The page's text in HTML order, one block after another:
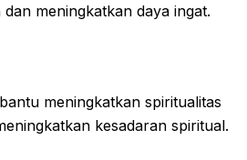
meningkatkan daya ingat.
meningkatkan spiritualitas
kesadaran spiritual.